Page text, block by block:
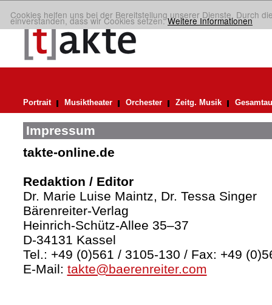
Cookies helfen uns bei der Bereitstellung unserer Dienste. Durch
einverstanden, dass wir Cookies setzen.Weitere Informationen
Portrait Musiktheater Orchester Zeitg. Musik
Impressum
takte-online.de
Redaktion / Editor
Dr. Marie Luise Maintz, Dr. Tessa Singer
Bärenreiter-Verlag
Heinrich-Schütz-Allee 35–37
D-34131 Kassel
Tel.: +49 (0)561 / 3105-130 / Fax: +49
E-Mail: takte@baerenreiter.com